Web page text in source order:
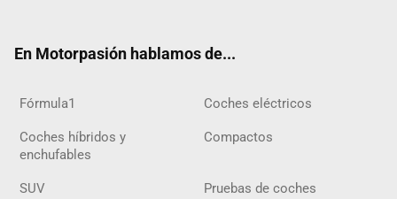
En Motorpasión hablamos de...
Fórmula1 Coches eléctricos
Coches híbridos y
enchufables
Compactos
SUV Pruebas de coches